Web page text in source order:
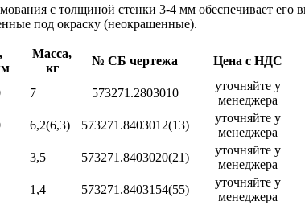
с толщиной стенки 3-4 мм обеспечивает его
под окраску (неокрашенные).
Масса,
кг
№ СБ чертежа Цена с НДС
7 573271.2803010
уточняйте у
менеджера
6,2(6,3) 573271.8403012(13)
уточняйте у
менеджера
3,5 573271.8403020(21)
уточняйте у
менеджера
1,4 573271.8403154(55)
уточняйте у
менеджера